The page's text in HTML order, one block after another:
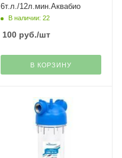
6т.л./12л.мин.Аквабио
В наличии: 22
100руб./шт
В КОРЗИНУ